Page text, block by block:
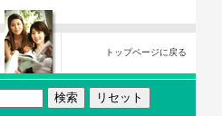
トップページに戻る